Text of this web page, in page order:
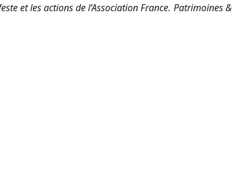
et les actions de l’Association France. Patrimoines &